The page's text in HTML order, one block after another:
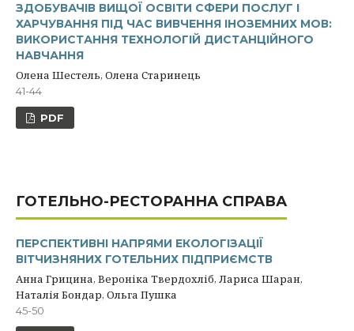
ЗДОБУВАЧІВ ВИЩОЇ ОСВІТИ СФЕРИ ПОСЛУГ І
ХАРЧУВАННЯ ПІД ЧАС ВИВЧЕННЯ ІНОЗЕМНИХ МОВ:
ВИКОРИСТАННЯ ТЕХНОЛОГІЙ ДИСТАНЦІЙНОГО
НАВЧАННЯ
Олена Шестель, Олена Старинець
41-44
PDF
ГОТЕЛЬНО-РЕСТОРАННА СПРАВА
ПЕРСПЕКТИВНІ НАПРЯМИ ЕКОЛОГІЗАЦІЇ
ВІТЧИЗНЯНИХ ГОТЕЛЬНИХ ПІДПРИЄМСТВ
Анна Грицина, Вероніка Твердохліб, Лариса Шаран,
Наталія Бондар, Ольга Пушка
45-50